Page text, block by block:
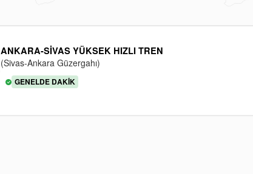
ANKARA-SIVAS YÜKSEK HIZLI TREN
(Sivas-Ankara Güzergahı)
GENELDE DAKIK